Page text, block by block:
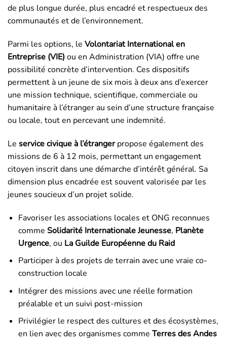
de plus longue durée, plus encadré et respectueux des
communautés et de l’environnement.
Parmi les options, le Volontariat International en
Entreprise (VIE) ou en Administration (VIA) offre une
possibilité concrète d’intervention. Ces dispositifs
permettent à un jeune de six mois à deux ans d’exercer
une mission technique, scientifique, commerciale ou
humanitaire à l’étranger au sein d’une structure française
ou locale, tout en percevant une indemnité.
Le service civique à l’étrangerpropose également des
missions de 6 à 12 mois, permettant un engagement
citoyen inscrit dans une démarche d’intérêt général. Sa
dimension plus encadrée est souvent valorisée par les
jeunes soucieux d’un projet solide.
Favoriser les associations locales et ONG reconnues
comme Solidarité Internationale Jeunesse, Planète
Urgence, ou La Guilde Européenne du Raid
Participer à des projets de terrain avec une vraie co-
construction locale
Intégrer des missions avec une réelle formation
préalable et un suivi post-mission
Privilégier le respect des cultures et des écosystèmes,
en lien avec des organismes comme Terres des Andes